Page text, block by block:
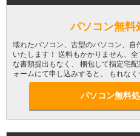
パソコン無料
壊れたパソコン、古型のパソコン、
いたします！ 送料もかかりません、
な書類提出もなく、 梱包して指定宅
ォームにて申し込みすると、 もれな
パソコン無料